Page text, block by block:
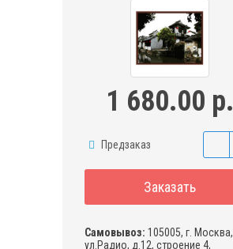
1 680.00 р.
Предзаказ
Заказать
Самовывоз: 105005, г. Москва,
ул.Радио, д.12, строение 4,